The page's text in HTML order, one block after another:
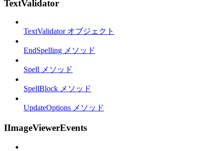
TextValidator
TextValidator オブジェクト
EndSpelling メソッド
Spell メソッド
SpellBlock メソッド
UpdateOptions メソッド
IImageViewerEvents